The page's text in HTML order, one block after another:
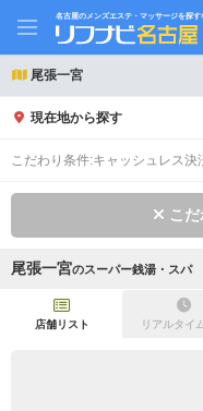
名古屋のメンズエステ・マッサージを探す
尾張一宮
現在地から探す
初回割引あり
こだわり条件:キャッシュレス決
こ
尾張一宮のスーパー銭湯・スパ
店舗リスト リアルタイ